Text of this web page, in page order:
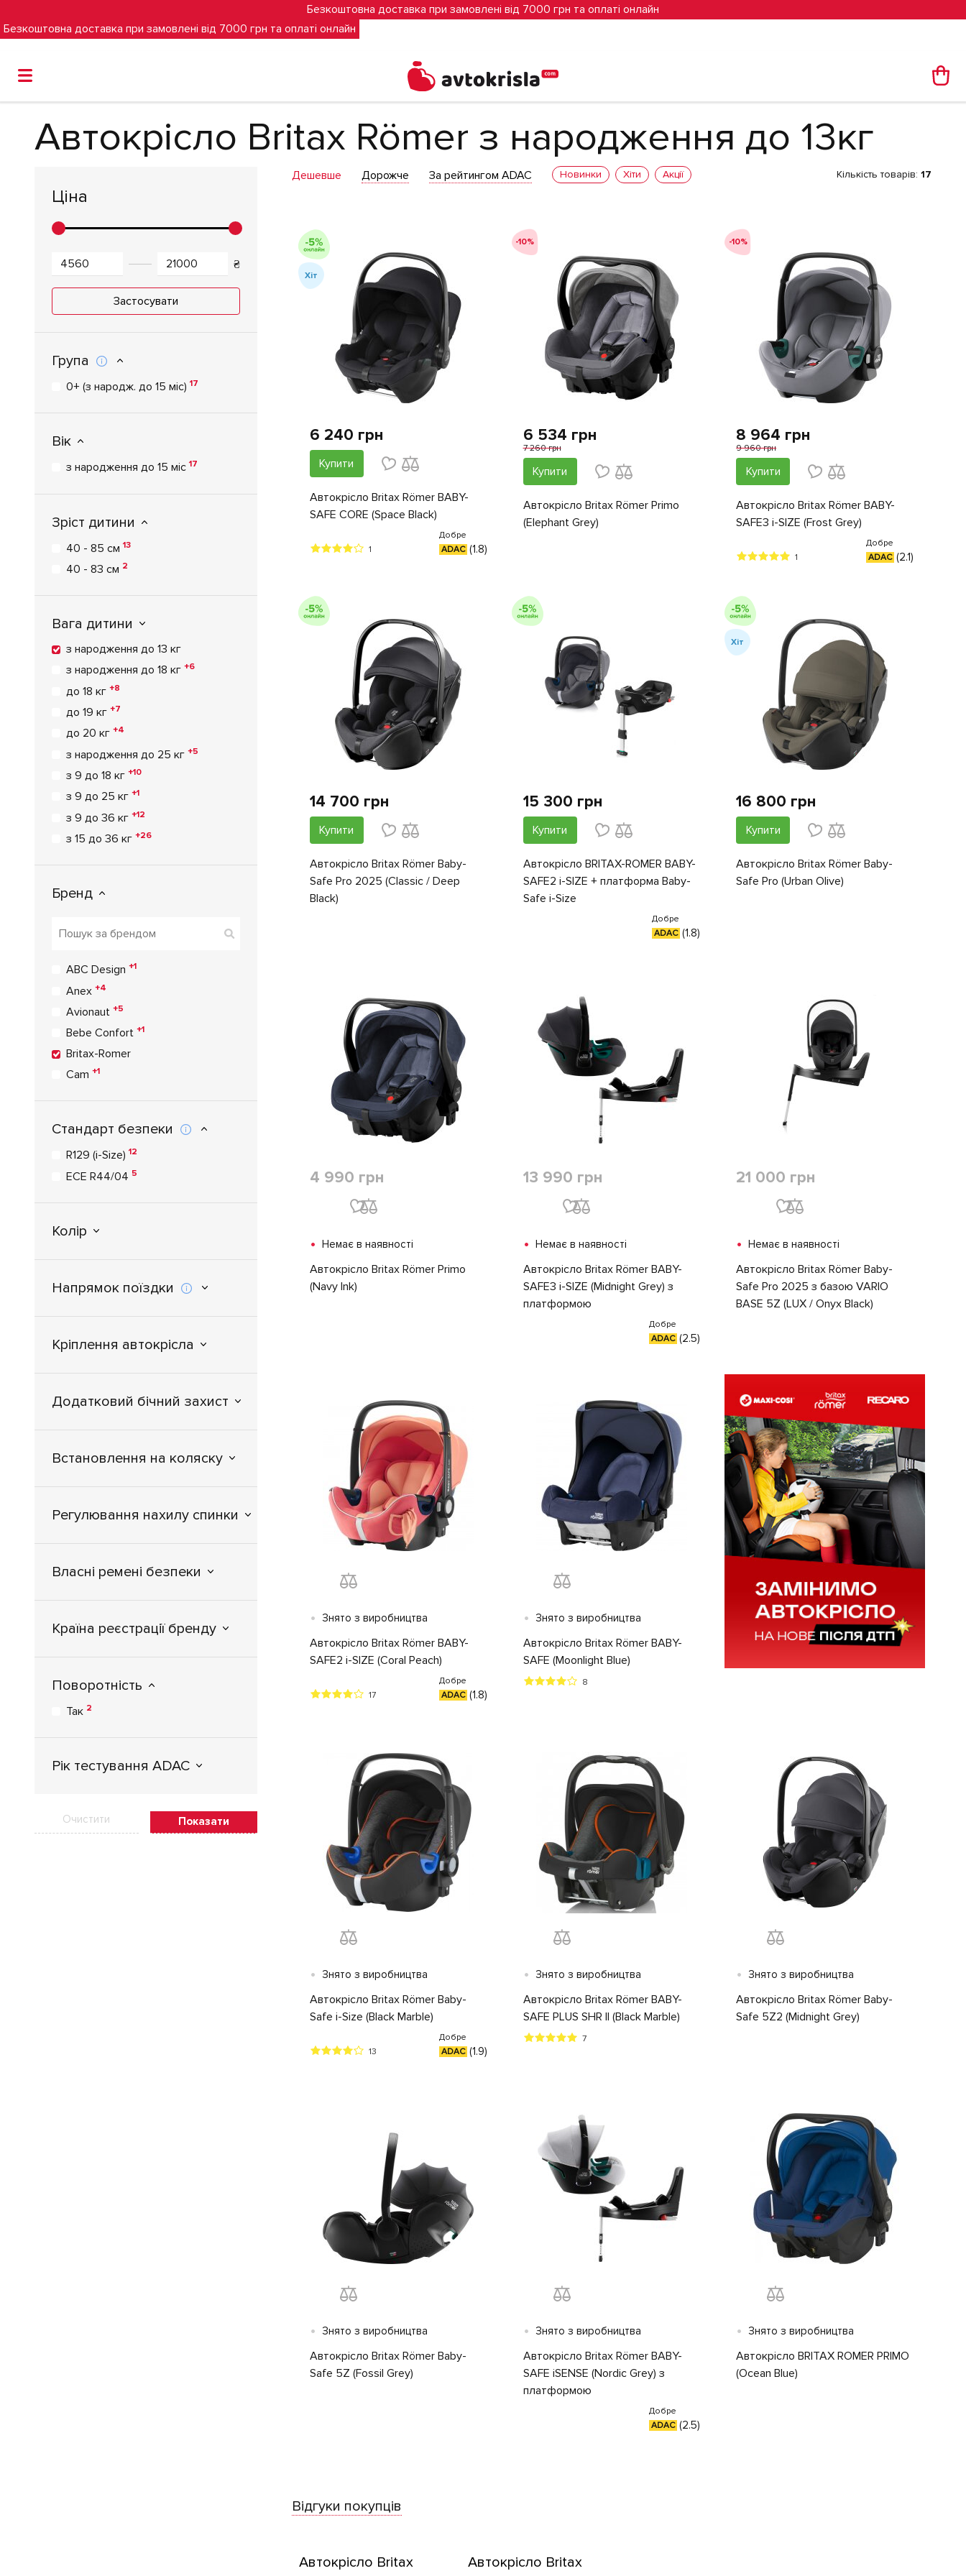
Безкоштовна доставка при замовлені від 7000 грн та оплаті онлайн
Безкоштовна доставка при замовлені від 7000 грн та оплаті онлайн
Автокрісло Britax Römer з народження до 13кг
Автокрісло Britax Römer з народження до 13кг
Ціна
₴
Застосувати
Група
0+ (з народж. до 15 міс)17
Вік
з народження до 15 міс17
Зріст дитини
40 - 85 см13
40 - 83 см 2
Вага дитини
з народження до 13 кг
з народження до 18 кг +6
до 18 кг +8
до 19 кг +7
до 20 кг +4
з народження до 25 кг +5
з 9 до 18 кг +10
з 9 до 25 кг +1
з 9 до 36 кг +12
з 15 до 36 кг +26
Бренд
ABC Design +1
Anex +4
Avionaut +5
Bebe Confort +1
Britax-Romer
Cam +1
Cybex+8
Doona+3
Graco+1
Mast
NOORDI
Roan+1
Swandoo +1
Стандарт безпеки
R129 (i-Size)12
ECE R44/04 5
Колір
Напрямок поїздки
Кріплення автокрісла
Додатковий бічний захист
Встановлення на коляску
Регулювання нахилу спинки
Власні ремені безпеки
Країна реєстрації бренду
Поворотність
Так 2
Рік тестування ADAC
Очистити Показати
Дешевше Дорожче За рейтингом ADAC Новинки Хіти Акції Кількість товарів: 17
Хіт
6 240 грн
Купити
Автокрісло Britax Römer BABY-
SAFE CORE (Space Black)
1
Добре
ADAC (1.8)
-10%
6 534 грн
7 260 грн
Купити
Автокрісло Britax Römer Primo
(Elephant Grey)
-10%
8 964 грн
9 960 грн
Купити
Автокрісло Britax Römer BABY-
SAFE3 i-SIZE (Frost Grey)
1
Добре
ADAC (2.1)
14 700 грн
Купити
Автокрісло Britax Römer Baby-
Safe Pro 2025 (Classic / Deep
Black)
15 300 грн
Купити
Автокрісло BRITAX-ROMER BABY-
SAFE2 i-SIZE + платформа Baby-
Safe i-Size
Добре
ADAC (1.8)
Хіт
16 800 грн
Купити
Автокрісло Britax Römer Baby-
Safe Pro (Urban Olive)
4 990 грн
• Немає в наявності
Автокрісло Britax Römer Primo
(Navy Ink)
13 990 грн
• Немає в наявності
Автокрісло Britax Römer BABY-
SAFE3 i-SIZE (Midnight Grey) з
платформою
Добре
ADAC (2.5)
21 000 грн
• Немає в наявності
Автокрісло Britax Römer Baby-
Safe Pro 2025 з базою VARIO
BASE 5Z (LUX / Onyx Black)
• Знято з виробництва
Автокрісло Britax Römer BABY-
SAFE2 i-SIZE (Coral Peach)
17
Добре
ADAC (1.8)
• Знято з виробництва
Автокрісло Britax Römer BABY-
SAFE (Moonlight Blue)
8
• Знято з виробництва
Автокрісло Britax Römer Baby-
Safe i-Size (Black Marble)
13
Добре
ADAC (1.9)
• Знято з виробництва
Автокрісло Britax Römer BABY-
SAFE PLUS SHR II (Black Marble)
7
• Знято з виробництва
Автокрісло Britax Römer Baby-
Safe 5Z2 (Midnight Grey)
• Знято з виробництва
Автокрісло Britax Römer Baby-
Safe 5Z (Fossil Grey)
• Знято з виробництва
Автокрісло Britax Römer BABY-
SAFE iSENSE (Nordic Grey) з
платформою
Добре
ADAC (2.5)
• Знято з виробництва
Автокрісло BRITAX ROMER PRIMO
(Ocean Blue)
Відгуки покупців
Автокрісло Britax
Автокрісло Britax